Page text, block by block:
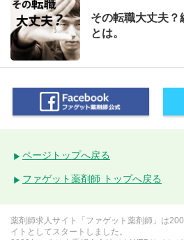
その転職大丈夫？
とは。
ページトップへ戻る
ファゲット薬剤師 トップへ戻る
薬剤師求人サイト「ファゲット薬剤師」は
イトとしてスタートしました。